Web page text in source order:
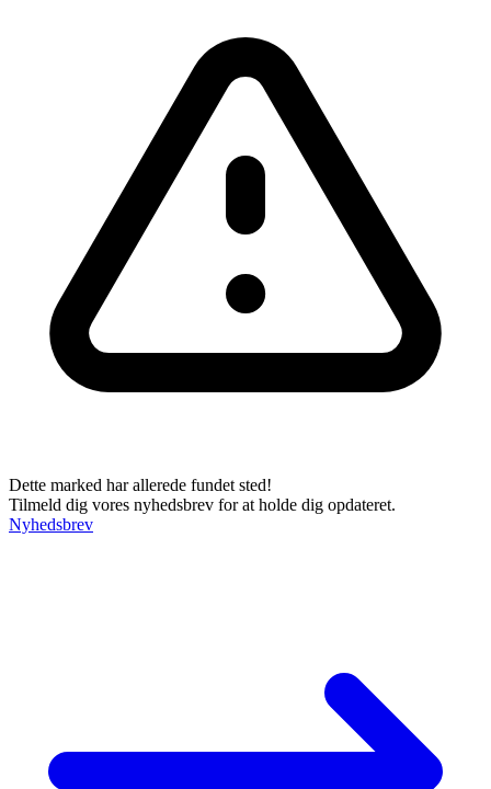
Dette marked har allerede fundet sted!
Tilmeld dig vores nyhedsbrev for at holde dig opdateret.
Nyhedsbrev